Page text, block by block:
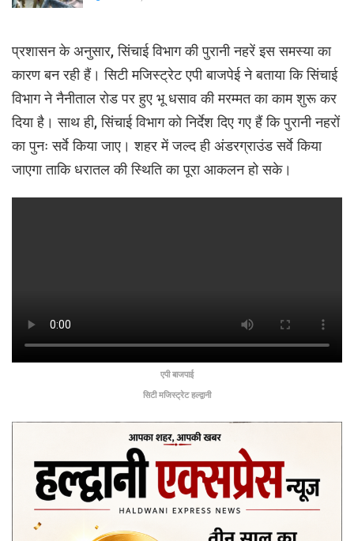
प्रशासन के अनुसार, सिंचाई विभाग की पुरानी नहरें इस समस्या का
कारण बन रही हैं। सिटी मजिस्ट्रेट एपी बाजपेई ने बताया कि सिंचाई
विभाग ने नैनीताल रोड पर हुए भू धसाव की मरम्मत का काम शुरू कर
दिया है। साथ ही, सिंचाई विभाग को निर्देश दिए गए हैं कि पुरानी नहरों
का पुनः सर्वे किया जाए। शहर में जल्द ही अंडरग्राउंड सर्वे किया
जाएगा ताकि धरातल की स्थिति का पूरा आकलन हो सके।
एपी बाजपाई
सिटी मजिस्ट्रेट हल्द्वानी